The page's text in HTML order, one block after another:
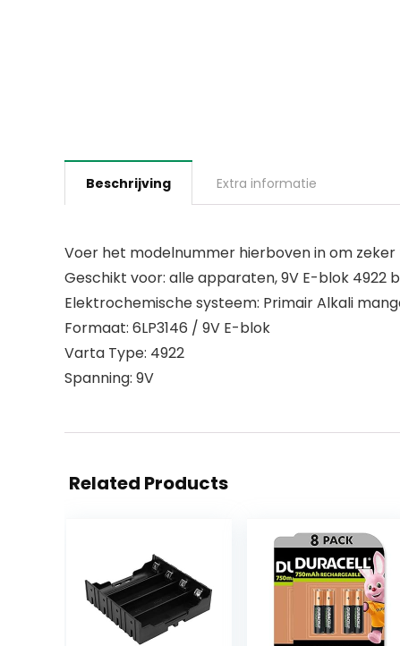
Beschrijving Extra informatie
Voer het modelnummer hierboven in om
Geschikt voor: alle apparaten, 9V E-blok 4922
Elektrochemische systeem: Primair Alkali
Formaat: 6LP3146 / 9V E-blok
Varta Type: 4922
Spanning: 9V
Related Products